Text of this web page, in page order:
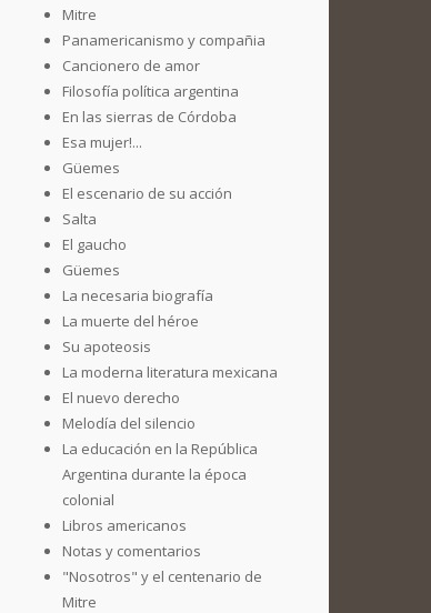
Mitre
Panamericanismo y compañia
Cancionero de amor
Filosofía política argentina
En las sierras de Córdoba
Esa mujer!...
Güemes
El escenario de su acción
Salta
El gaucho
Güemes
La necesaria biografía
La muerte del héroe
Su apoteosis
La moderna literatura mexicana
El nuevo derecho
Melodía del silencio
La educación en la República
Argentina durante la época
colonial
Libros americanos
Notas y comentarios
"Nosotros" y el centenario de
Mitre